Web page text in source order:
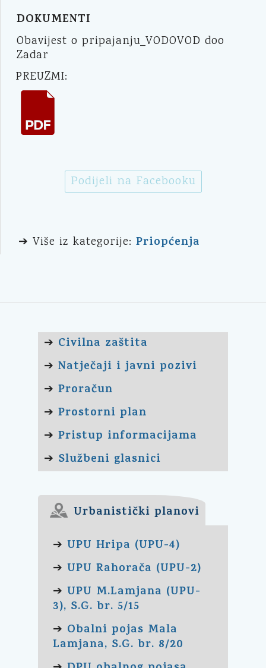
DOKUMENTI
Obavijest o pripajanju_VODOVOD doo
Zadar
PREUZMI:
Podijeli na Facebooku
➔ Više iz kategorije: Priopćenja
➔ Civilna zaštita
➔ Natječaji i javni pozivi
➔ Proračun
➔ Prostorni plan
➔ Pristup informacijama
➔ Službeni glasnici
Urbanistički planovi
➔ UPU Hripa (UPU-4)
➔ UPU Rahorača (UPU-2)
➔ UPU M.Lamjana (UPU-
3), S.G. br. 5/15
➔ Obalni pojas Mala
Lamjana, S.G. br. 8/20